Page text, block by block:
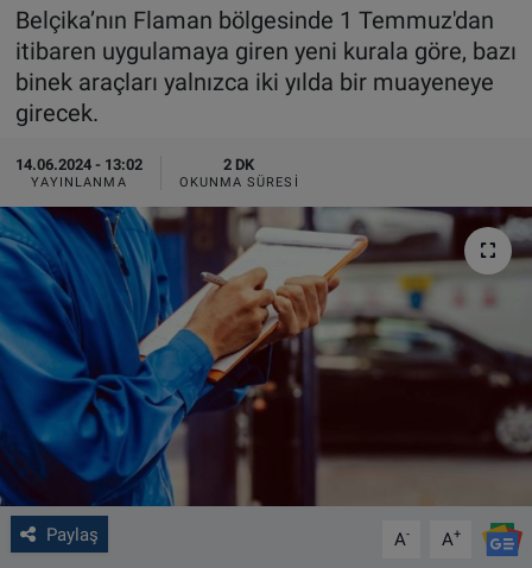
Belçika’nın Flaman bölgesinde 1 Temmuz'dan
itibaren uygulamaya giren yeni kurala göre, bazı
binek araçları yalnızca iki yılda bir muayeneye
girecek.
14.06.2024 - 13:02
YAYINLANMA
2 DK
OKUNMA SÜRESI
Paylaş A- A+
AVUSTURYA
SAĞLIK - YAŞAM
BİLİM-TEKNOLOJİ
DÜNYA
BİLİM-TEKNOLOJİ
SAĞLIK
FOTO GALERİ
VIDEO GALERİ
ALGEMENE VOORWAARDEN
CONTACT
Çerez Politikası
Tüm Manşetler
Son Dakika Haberleri
Haber Arşivi